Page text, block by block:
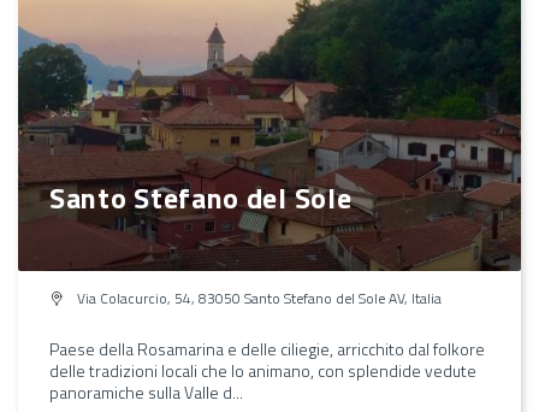
Santo Stefano del Sole
Via Colacurcio, 54, 83050 Santo Stefano del Sole AV, Italia
Paese della Rosamarina e delle ciliegie, arricchito dal folkore
delle tradizioni locali che lo animano, con splendide vedute
panoramiche sulla Valle d...